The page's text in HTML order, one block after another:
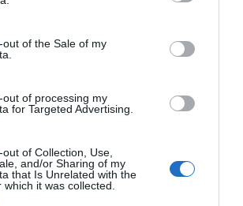
out of the Sale of my
out of processing my
for Targeted Advertising.
of Collection, Use,
and/or Sharing of my
that Is Unrelated with the
it was collected.